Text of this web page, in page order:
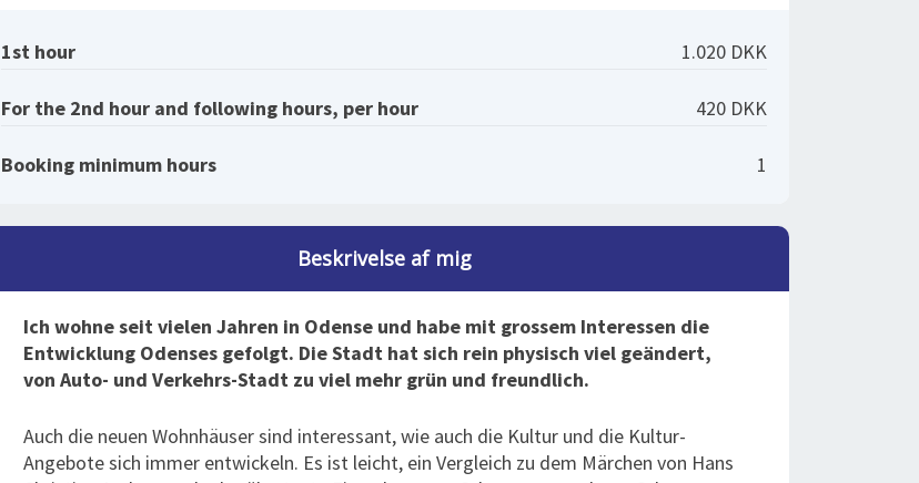
1st hour 1.020 DKK
For the 2nd hour and following hours, per hour 420 DKK
Booking minimum hours 1
Beskrivelse af mig
Ich wohne seit vielen Jahren in Odense und habe mit grossem Interessen die
Entwicklung Odenses gefolgt. Die Stadt hat sich rein physisch viel geändert,
von Auto- und Verkehrs-Stadt zu viel mehr grün und freundlich.
Auch die neuen Wohnhäuser sind interessant, wie auch die Kultur und die Kultur-
Angebote sich immer entwickeln. Es ist leicht, ein Vergleich zu dem Märchen von Hans